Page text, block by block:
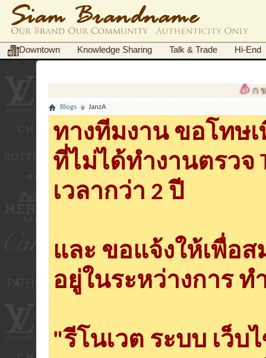
Downtown Knowledge Sharing Talk & Trade Hi-End
กรณีฉ้อ
Blogs JanzA
ทางทีมงาน ขอโทษ
ที่ไม่ได้ทำงานตรวจ
เวลากว่า 2 ปี
และ ขอแจ้งให้เพื่อ
อยู่ในระหว่างการ ท
"รีโนเวต ระบบ เว็บ